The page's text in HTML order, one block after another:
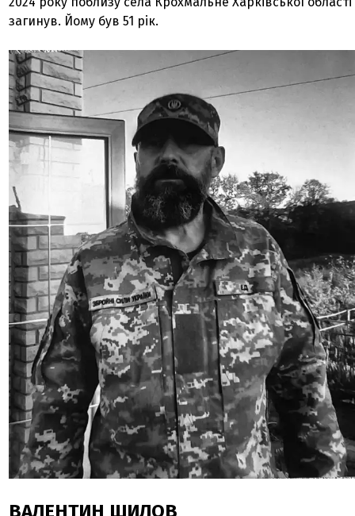
загинув. Йому був 51 рік.
ВАЛЕНТИН ШИЛОВ